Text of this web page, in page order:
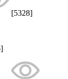
[5328]